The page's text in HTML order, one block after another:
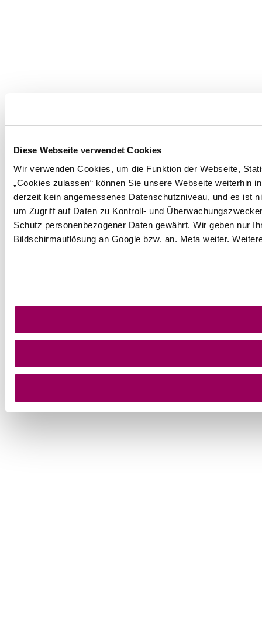
Diese Webseite verwendet Cookies
Wir verwenden Cookies, um die Funktion der Webseite,
„Cookies zulassen“ können Sie unsere Webseite weiterhin
derzeit kein angemessenes Datenschutzniveau, und es ist
um Zugriff auf Daten zu Kontroll- und
Schutz personenbezogener Daten gewährt. Wir geben nur
Bildschirmauflösung an Google bzw. an. Meta weiter.